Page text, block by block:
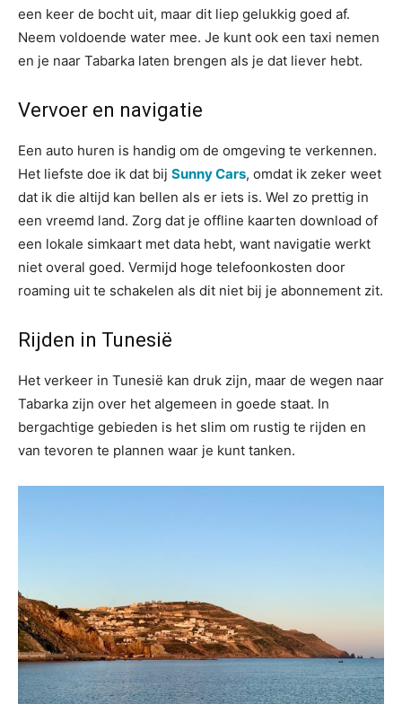
een keer de bocht uit, maar dit liep gelukkig goed af.
Neem voldoende water mee. Je kunt ook een taxi nemen
en je naar Tabarka laten brengen als je dat liever hebt.
Vervoer en navigatie
Een auto huren is handig om de omgeving te verkennen.
Het liefste doe ik dat bij Sunny Cars, omdat ik zeker weet
dat ik die altijd kan bellen als er iets is. Wel zo prettig in
een vreemd land. Zorg dat je offline kaarten download of
een lokale simkaart met data hebt, want navigatie werkt
niet overal goed. Vermijd hoge telefoonkosten door
roaming uit te schakelen als dit niet bij je abonnement zit.
Rijden in Tunesië
Het verkeer in Tunesië kan druk zijn, maar de wegen naar
Tabarka zijn over het algemeen in goede staat. In
bergachtige gebieden is het slim om rustig te rijden en
van tevoren te plannen waar je kunt tanken.